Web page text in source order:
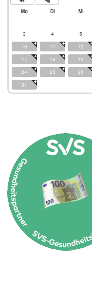
Mo Di Mi
3
4 5
10
11 12
17
18 19
24
25 26
31